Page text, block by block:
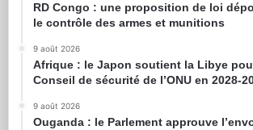
RD Congo : une proposition de loi
le contrôle des armes et munitions
9 août 2026
Afrique : le Japon soutient la Libye
Conseil de sécurité de l’ONU en 2028-
9 août 2026
Ouganda : le Parlement approuve